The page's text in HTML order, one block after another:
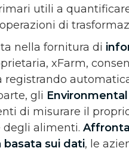
utili a
di
nella fornitura di
xFarm,
gli
di misurare il
degli alimenti.
sui dati, le